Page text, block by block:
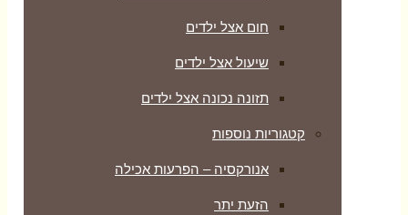
חום אצל ילדים
שיעול אצל ילדים
תזונה נכונה אצל ילדים
קטגוריות נוספות
אנורקסיה – הפרעות אכילה
הזעת יתר